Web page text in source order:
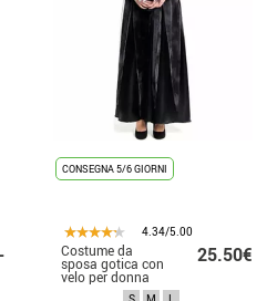
CONSEGNA 5/6 GIORNI
4.34/5.00
Costume da
sposa gotica con
velo per donna
25.50€